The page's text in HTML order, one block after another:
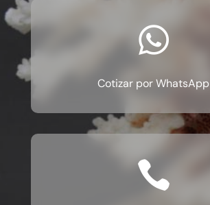

Cotizar por WhatsApp
